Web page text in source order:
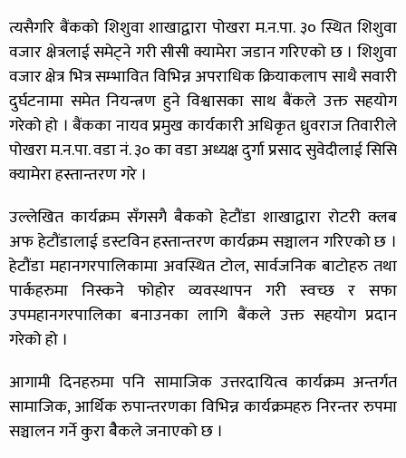
त्यसैगरि बैंकको शिशुवा शाखाद्वारा पोखरा म.न.पा. ३० स्थित शिशुवा
वजार क्षेत्रलाई समेट्ने गरी सीसी क्यामेरा जडान गरिएको छ । शिशुवा
वजार क्षेत्र भित्र सम्भावित विभिन्न अपराधिक क्रियाकलाप साथै सवारी
दुर्घटनामा समेत नियन्त्रण हुने विश्वासका साथ बैंकले उक्त सहयोग
गरेको हो । बैंकका नायव प्रमुख कार्यकारी अधिकृत ध्रुवराज तिवारीले
पोखरा म.न.पा. वडा नं. ३० का वडा अध्यक्ष दुर्गा प्रसाद सुवेदीलाई सिसि
क्यामेरा हस्तान्तरण गरे ।
उल्लेखित कार्यक्रम सँगसगै बैकको हेटौंडा शाखाद्वारा रोटरी क्लब
अफ हेटौंडालाई डस्टविन हस्तान्तरण कार्यक्रम सञ्चालन गरिएको छ ।
हेटौंडा महानगरपालिकामा अवस्थित टोल, सार्वजनिक बाटोहरु तथा
पार्कहरुमा निस्कने फोहोर व्यवस्थापन गरी स्वच्छ र सफा
उपमहानगरपालिका बनाउनका लागि बैंकले उक्त सहयोग प्रदान
गरेको हो ।
आगामी दिनहरुमा पनि सामाजिक उत्तरदायित्व कार्यक्रम अन्तर्गत
सामाजिक, आर्थिक रुपान्तरणका विभिन्न कार्यक्रमहरु निरन्तर रुपमा
सञ्चालन गर्ने कुरा बैैकले जनाएको छ ।